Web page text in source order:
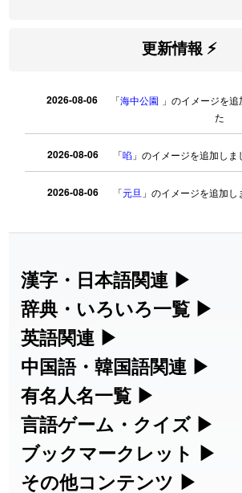
更新情報 ⚡
2026-08-06 「海中公園 」のイメージを追
た
2026-08-06 「啗 」のイメージを追加しま
2026-08-06 「元旦 」のイメージを追加し
2026-08-06 「 」のイメージを追加
2026-08-06 「 胆石」のイメージを追加し
2026-08-06 「
2026-08-06
2026-08-06 」のイメージを追加しま
2026-08-06 「截 」のイメージを追加しま
漢字・日本語関連 ▶
漢字の読み方検索、手書き
練習など、日本語学習に役
集めています。
人名漢字辞典 - 読み方
手書き漢字入力
漢字の書き方・書き順 書
辞典・いろいろ一覧 ▶
部首・画数別の漢字一覧、
名・駅名検索など、各種リ
ールです。
部首画数別漢字一
常用漢字一覧
英語関連 ▶
カタカナ語・略語の意味検
号、リスニング練習など英
です。
カタカナ語の意味・発音
中国語・韓国語関連 ▶
中国語のピンイン変換、韓
入力など、アジア言語学習
手書き中国語入力 変換
有名人名一覧 ▶
海外セレブやスポーツ選手
方・発音を確認でき
海外有名人の苗字・名前
言語ゲーム・クイズ ▶
四字熟語パズルや漢字クイ
みながら学べるゲーム
ブックマークレット ▶
ブラウザに登録して、どの
その他コンテンツ ▶